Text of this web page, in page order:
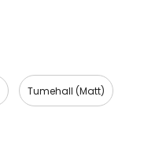
Tumehall (matt)